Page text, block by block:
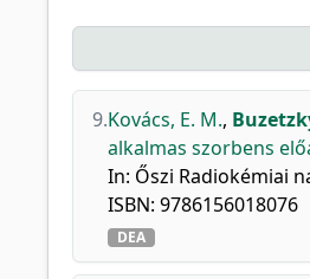
9.Kovács, E. M.,
alkalmas szorbens
In: Őszi Radiokémiai
ISBN: 9786156018076
DEA